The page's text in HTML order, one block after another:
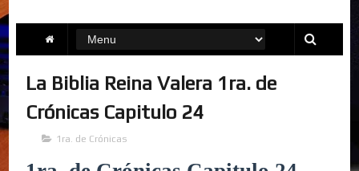
La Biblia Reina Valera 1ra. de
Crónicas Capitulo 24
1ra. de Crónicas